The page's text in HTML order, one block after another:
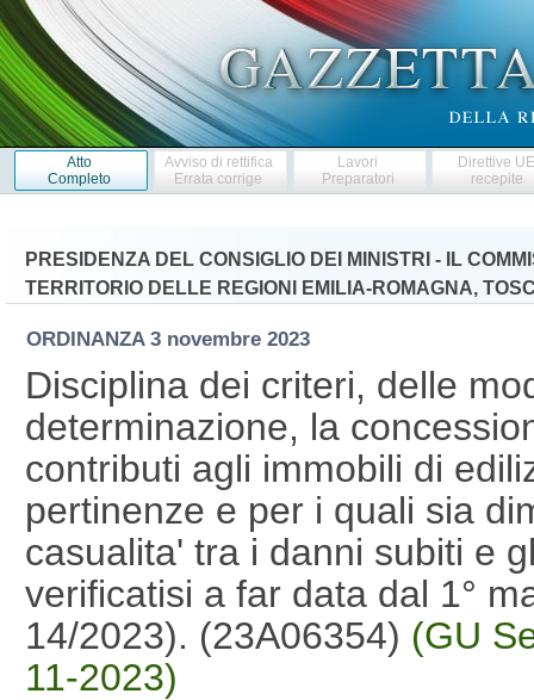
Atto
Completo
Avviso di rettifica
Errata corrige
Lavori
Preparatori
Direttive
recepite
PRESIDENZA DEL CONSIGLIO DEI MINISTRI - IL
TERRITORIO DELLE REGIONI EMILIA-ROMAGNA,
ORDINANZA 3 novembre 2023
Disciplina dei criteri, delle
determinazione, la
contributi agli immobili di
pertinenze e per i quali sia
casualita' tra i danni subiti e
verificatisi a far data dal 1°
14/2023). (23A06354) (GU
11-2023)